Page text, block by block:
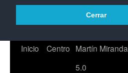
Cerrar
Saltar
Inicio Centro Martín Miranda
5.0